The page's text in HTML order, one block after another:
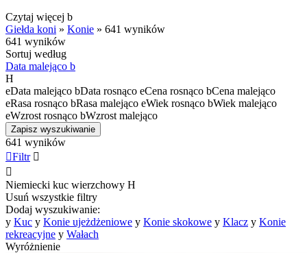
Czytaj więcej b
Giełda koni » Konie » 641 wyników
641 wyników
Sortuj według
Data malejąco b
H
eData malejąco bData rosnąco eCena rosnąco bCena malejąco
eRasa rosnąco bRasa malejąco eWiek rosnąco bWiek malejąco
eWzrost rosnąco bWzrost malejąco
Zapisz wyszukiwanie
641 wyników
Filtr 

Niemiecki kuc wierzchowy H
Usuń wszystkie filtry
Dodaj wyszukiwanie:
y Kuc y Konie ujeżdżeniowe y Konie skokowe y Klacz y Konie
rekreacyjne y Wałach
Wyróżnienie